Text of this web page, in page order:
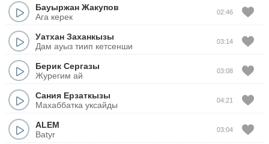
Бауыржан Жакупов
Ага керек
02:46
Уатхан Заханкызы
Дам ауыз тиип кетсенши
03:14
Берик Сергазы
Журегим ай
03:08
Сания Ерзаткызы
Махаббатка уксайды
04:21
ALEM
Batyr
03:04